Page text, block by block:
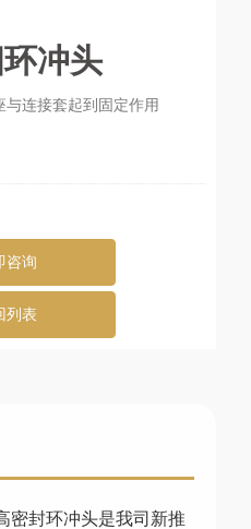
冲头
连接套起到固定作用
咨询
列表
封环冲头是我司新推